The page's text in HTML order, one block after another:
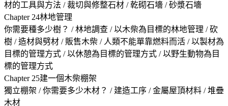
材的工具與方法 / 裁切與修整石材 / 乾砌石墻 / 砂漿石墻
Chapter 24林地管理
你需要種多少樹？ / 林地調查 / 以木柴為目標的林地管理 / 砍
樹 / 造材與劈材 / 販售木柴 / 人類不能單靠燃料而活 / 以製材為
目標的管理方式 / 以休憩為目標的管理方式 / 以野生動物為目
標的管理方式
Chapter 25建一個木柴棚架
獨立棚架 / 你需要多少木材？ / 建造工序 / 金屬屋頂材料 / 堆疊
木材